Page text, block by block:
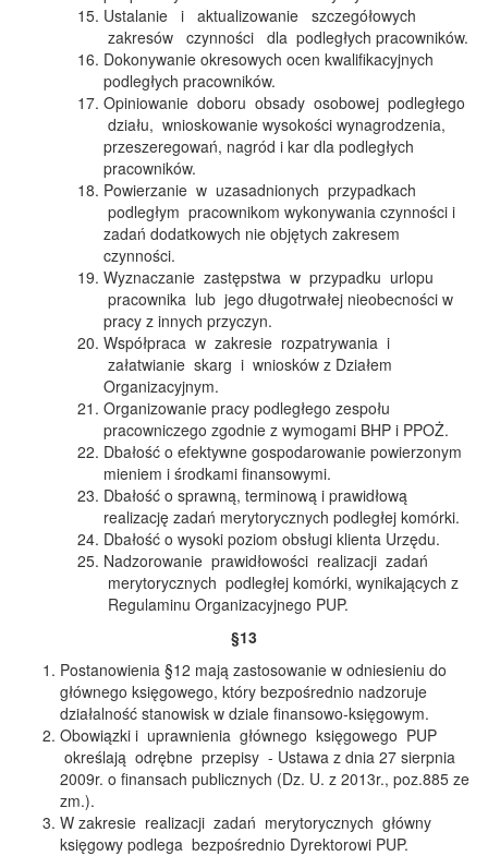
Ustalanie i aktualizowanie szczegółowych
zakresów czynności dla podległych pracowników.
Dokonywanie okresowych ocen kwalifikacyjnych
podległych pracowników.
Opiniowanie doboru obsady osobowej podległego
działu, wnioskowanie wysokości wynagrodzenia,
przeszeregowań, nagród i kar dla podległych
pracowników.
Powierzanie w uzasadnionych przypadkach
podległym pracownikom wykonywania czynności i
zadań dodatkowych nie objętych zakresem
czynności.
Wyznaczanie zastępstwa w przypadku urlopu
pracownika lub jego długotrwałej nieobecności w
pracy z innych przyczyn.
Współpraca w zakresie rozpatrywania i
załatwianie skarg i wniosków z Działem
Organizacyjnym.
Organizowanie pracy podległego zespołu
pracowniczego zgodnie z wymogami BHP i PPOŻ.
Dbałość o efektywne gospodarowanie powierzonym
mieniem i środkami finansowymi.
Dbałość o sprawną, terminową i prawidłową
realizację zadań merytorycznych podległej komórki.
Dbałość o wysoki poziom obsługi klienta Urzędu.
Nadzorowanie prawidłowości realizacji zadań
merytorycznych podległej komórki, wynikających z
Regulaminu Organizacyjnego PUP.
§13
Postanowienia §12 mają zastosowanie w odniesieniu do
głównego księgowego, który bezpośrednio nadzoruje
działalność stanowisk w dziale finansowo-księgowym.
Obowiązki i uprawnienia głównego księgowego PUP
określają odrębne przepisy - Ustawa z dnia 27 sierpnia
2009r. o finansach publicznych (Dz. U. z 2013r., poz.885 ze
zm.).
W zakresie realizacji zadań merytorycznych główny
księgowy podlega bezpośrednio Dyrektorowi PUP.